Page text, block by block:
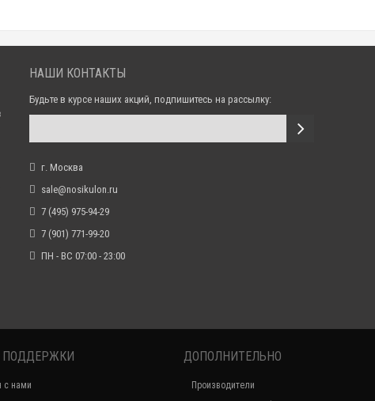
НАШИ КОНТАКТЫ
Будьте в курсе наших акций, подпишитесь на рассылку:
г. Москва
sale@nosikulon.ru
7 (495) 975-94-29
7 (901) 771-99-20
ПН - ВС 07:00 - 23:00
с нами
ДОПОЛНИТЕЛЬНО
Производители